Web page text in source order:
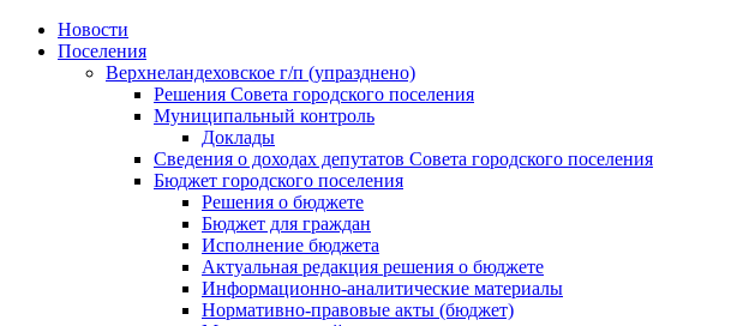
Skip
Новости
Поселения
Верхнеландеховское г/п (упразднено)
Решения Совета городского поселения
Муниципальный контроль
Доклады
Сведения о доходах депутатов Совета городского поселения
Бюджет городского поселения
Решения о бюджете
Бюджет для граждан
Исполнение бюджета
Актуальная редакция решения о бюджете
Информационно-аналитические материалы
Нормативно-правовые акты (бюджет)